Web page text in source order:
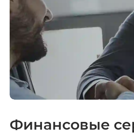
Финансовые